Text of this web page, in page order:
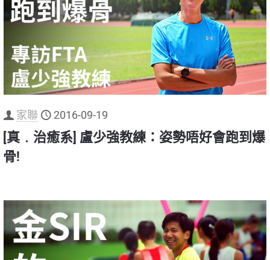
家聯 2016-09-19
[真﹒治癒系] 盧少強教練：姿勢唔好會跑到爆
骨!